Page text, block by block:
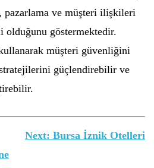
pazarlama ve müşteri ilişkileri
olduğunu göstermektedir.
müşteri güvenliğini
güçlendirebilir ve
Next: Bursa İznik Otelleri